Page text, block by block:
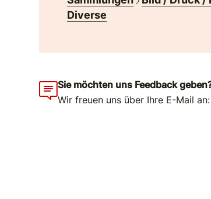
Diverse
Sie möchten uns Feedback
Wir freuen uns über Ihre E-Mail